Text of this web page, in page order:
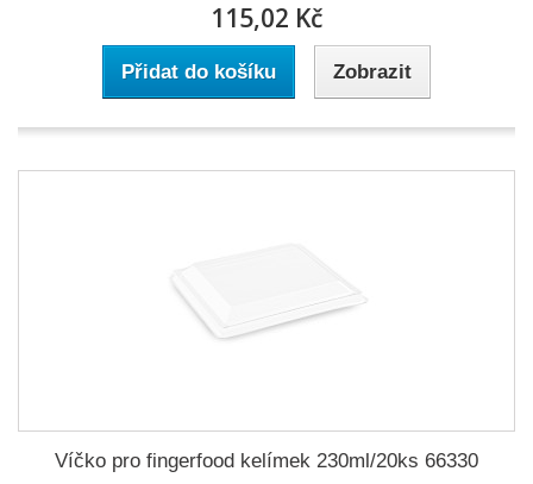
115,02 Kč
Přidat do košíku Zobrazit
Víčko pro fingerfood kelímek 230ml/20ks 66330